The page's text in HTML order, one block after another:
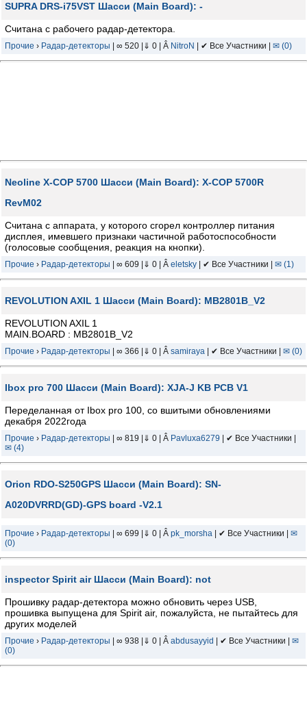
SUPRA DRS-i75VST Шасси (Main Board): -
Считана с рабочего радар-детектора.
Прочие › Радар-детекторы | ∞ 520 |⇓ 0 | Â NitroN | ✔ Все Участники | ✉ (0)
Neoline X-COP 5700 Шасси (Main Board): X-COP 5700R
RevM02
Считана с аппарата, у которого сгорел контроллер питания
дисплея, имевшего признаки частичной работоспособности
(голосовые сообщения, реакция на кнопки).
Прочие › Радар-детекторы | ∞ 609 |⇓ 0 | Â eletsky | ✔ Все Участники | ✉ (1)
REVOLUTION AXIL 1 Шасси (Main Board): MB2801B_V2
REVOLUTION AXIL 1
MAIN.BOARD : MB2801B_V2
Прочие › Радар-детекторы | ∞ 366 |⇓ 0 | Â samiraya | ✔ Все Участники | ✉ (0)
Ibox pro 700 Шасси (Main Board): XJA-J KB PCB V1
Переделанная от Ibox pro 100, со вшитыми обновлениями
декабря 2022года
Прочие › Радар-детекторы | ∞ 819 |⇓ 0 | Â Pavluxa6279 | ✔ Все Участники |
✉ (4)
Orion RDO-S250GPS Шасси (Main Board): SN-
A020DVRRD(GD)-GPS board -V2.1
Прочие › Радар-детекторы | ∞ 699 |⇓ 0 | Â pk_morsha | ✔ Все Участники | ✉
(0)
inspector Spirit air Шасси (Main Board): not
Прошивку радар-детектора можно обновить через USB,
прошивка выпущена для Spirit air, пожалуйста, не пытайтесь для
других моделей
Прочие › Радар-детекторы | ∞ 938 |⇓ 0 | Â abdusayyid | ✔ Все Участники | ✉
(0)